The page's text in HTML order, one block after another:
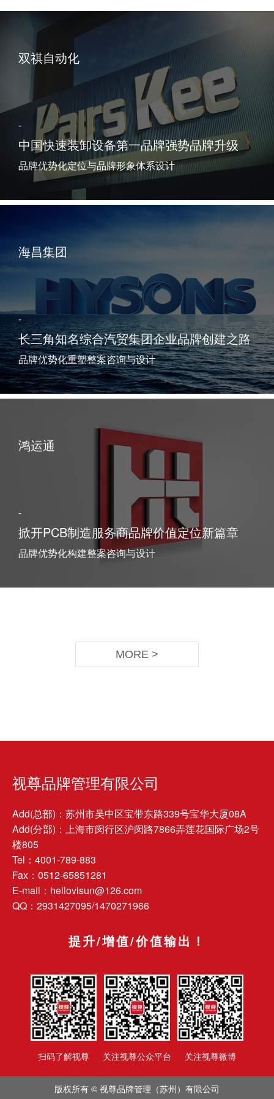
双祺自动化
-
中国快速装卸设备第一品牌强势品牌升级
品牌优势化定位与品牌形象体系设计
海昌集团
-
长三角知名综合汽贸集团企业品牌创建之路
品牌优势化重塑整案咨询与设计
鸿运通
-
掀开PCB制造服务商品牌价值定位新篇章
品牌优势化构建整案咨询与设计
MORE >
视尊品牌管理有限公司
Add(总部)：苏州市吴中区宝带东路339号宝华大厦08A
Add(分部)：上海市闵行区沪闵路7866弄莲花国际广场2号
楼805
Tel：4001-789-883
Fax：0512-65851281
E-mail：hellovisun@126.com
QQ：2931427095/1470271966
提升/增值/价值输出！
扫码了解视尊 关注视尊公众平台 关注视尊微博
版权所有 © 视尊品牌管理（苏州）有限公司